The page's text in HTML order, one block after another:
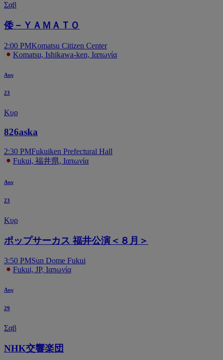
Σαβ
倭－ＹＡＭＡＴＯ
2:00 PMKomatsu Citizen Center
Komatsu, Ishikawa-ken, Ιαπωνία
Αυγ
23
Κυρ
826aska
2:30 PMFukuiken Prefectural Hall
Fukui, 福井県, Ιαπωνία
Αυγ
23
Κυρ
ポップサーカス 福井公演＜８月＞
3:50 PMSun Dome Fukui
Fukui, JP, Ιαπωνία
Αυγ
29
Σαβ
NHK交響楽団